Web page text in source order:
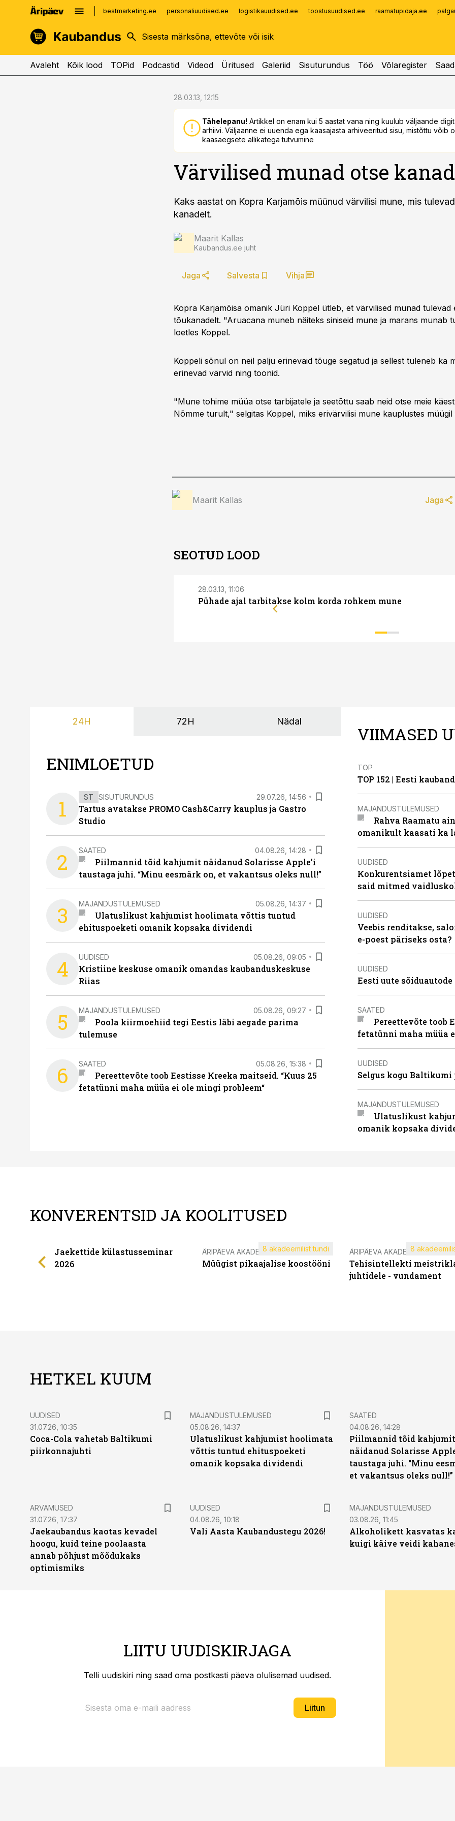
bestmarketing.ee personaliuudised.ee logistikauudised.ee toostusuudised.ee raamatupidaja.ee
kinnisvarauudised.ee
logistikauudised.ee
imelineajalugu.ee
Infopank
Avaleht Kõik lood TOPid Podcastid Videod Üritused Galeriid Sisuturundus Töö Võlaregister
28.03.13, 12:15
Tähelepanu! Artikkel on enam kui 5 aastat vana ning kuulub väljaande
arhiivi. Väljaanne ei uuenda ega kaasajasta arhiveeritud sisu, mistõttu võib
kaasaegsete allikatega tutvumine
Värvilised munad otse
Kaks aastat on Kopra Karjamõis müünud värvilisi mune, mis
kanadelt.
Maarit Kallas
Kaubandus.ee juht
Jaga Salvesta Vihja
Kopra Karjamõisa omanik Jüri Koppel ütleb, et värvilised munad tulevad
tõukanadelt. "Aruacana muneb näiteks siniseid mune ja marans munab
loetles Koppel.
Koppeli sõnul on neil palju erinevaid tõuge segatud ja sellest tuleneb ka
erinevad värvid ning toonid.
"Mune tohime müüa otse tarbijatele ja seetõttu saab neid otse meie
Nõmme turult," selgitas Koppel, miks erivärvilisi mune kauplustes müügil
Maarit Kallas Jaga
SEOTUD LOOD
28.03.13, 11:06
Pühade ajal tarbitakse kolm korda rohkem mune
24H 72H Nädal
ENIMLOETUD
1 ST SISUTURUNDUS 29.07.26, 14:56
Tartus avatakse PROMO Cash&Carry kauplus ja Gastro
Studio
2 SAATED 04.08.26, 14:28
Piilmannid tõid kahjumit näidanud Solarisse Apple’i
taustaga juhi. “Minu eesmärk on, et vakantsus oleks null!”
3 MAJANDUSTULEMUSED 05.08.26, 14:37
Ulatuslikust kahjumist hoolimata võttis tuntud
ehituspoeketi omanik kopsaka dividendi
4 UUDISED 05.08.26, 09:05
Kristiine keskuse omanik omandas kaubanduskeskuse
Riias
5 MAJANDUSTULEMUSED 05.08.26, 09:27
Poola kiirmoehiid tegi Eestis läbi aegade parima
tulemuse
6 SAATED 05.08.26, 15:38
Pereettevõte toob Eestisse Kreeka maitseid. “Kuus 25
fetatünni maha müüa ei ole mingi probleem“
VIIMASED
TOP
TOP 152 | Eesti
MAJANDUSTULEMUSED
Rahva Raamatu
omanikult kaasati ka
UUDISED
Konkurentsiamet
said mitmed
UUDISED
Veebis renditakse,
e-poest päriseks osta?
UUDISED
Eesti uute
SAATED
Pereettevõte toob
fetatünni maha müüa
UUDISED
Selgus kogu
MAJANDUSTULEMUSED
Ulatuslikust
omanik kopsaka
KONVERENTSID JA KOOLITUSED
Jaekettide külastusseminar
2026
ÄRIPÄEVA AKADEEMIA
Müügist pikaajalise koostööni
8 akadeemilist tundi ÄRIPÄEVA AKADEEMIA
Tehisintellekti
juhtidele - vundament
8
HETKEL KUUM
UUDISED
31.07.26, 10:35
Coca-Cola vahetab Baltikumi
piirkonnajuhti
MAJANDUSTULEMUSED
05.08.26, 14:37
Ulatuslikust kahjumist hoolimata
võttis tuntud ehituspoeketi
omanik kopsaka dividendi
SAATED
04.08.26, 14:28
Piilmannid tõid kahjumit
näidanud Solarisse
taustaga juhi. “Minu
et vakantsus oleks null!”
ARVAMUSED
31.07.26, 17:37
Jaekaubandus kaotas kevadel
hoogu, kuid teine poolaasta
annab põhjust mõõdukaks
optimismiks
UUDISED
04.08.26, 10:18
Vali Aasta Kaubandustegu 2026!
MAJANDUSTULEMUSED
03.08.26, 11:45
Alkoholikett kasvatas
kuigi käive veidi
LIITU UUDISKIRJAGA
Telli uudiskiri ning saad oma postkasti päeva olulisemad uudised.
Liitun